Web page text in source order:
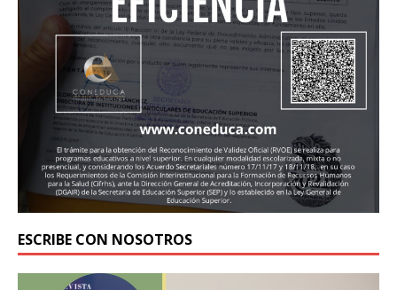
ESCRIBE CON NOSOTROS